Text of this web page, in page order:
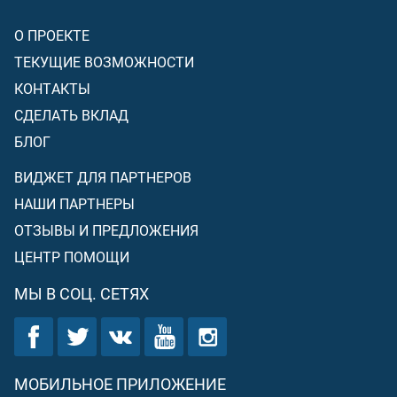
О ПРОЕКТЕ
ТЕКУЩИЕ ВОЗМОЖНОСТИ
КОНТАКТЫ
СДЕЛАТЬ ВКЛАД
БЛОГ
ВИДЖЕТ ДЛЯ ПАРТНЕРОВ
НАШИ ПАРТНЕРЫ
ОТЗЫВЫ И ПРЕДЛОЖЕНИЯ
ЦЕНТР ПОМОЩИ
МЫ В СОЦ. СЕТЯХ
МОБИЛЬНОЕ ПРИЛОЖЕНИЕ